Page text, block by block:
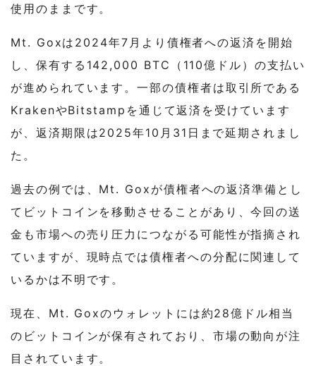
使用のままです。
Mt. Goxは2024年7月より債権者への返済を開始
し、保有する142,000 BTC（110億ドル）の支払い
が進められています。一部の債権者は取引所である
KrakenやBitstampを通じて返済を受けています
が、返済期限は2025年10月31日まで延期されまし
た。
過去の例では、Mt. Goxが債権者への返済準備とし
てビットコインを移動させることがあり、今回の送
金も市場への売り圧力につながる可能性が指摘され
ていますが、現時点では債権者への分配に関連して
いるかは不明です。
現在、Mt. Goxのウォレットには約28億ドル相当
のビットコインが保有されており、市場の動向が注
目されています。